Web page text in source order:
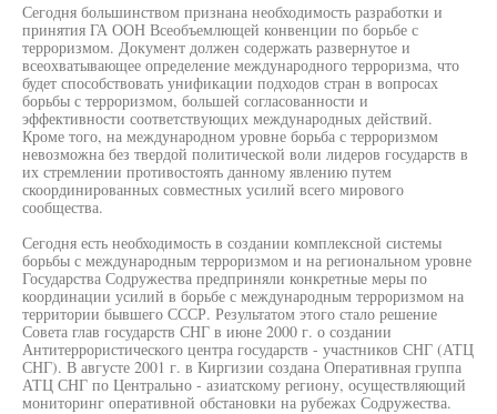
Сегодня большинством признана необходимость разработки и
принятия ГА ООН Всеобъемлющей конвенции по борьбе с
терроризмом. Документ должен содержать развернутое и
всеохватывающее определение международного терроризма, что
будет способствовать унификации подходов стран в вопросах
борьбы с терроризмом, большей согласованности и
эффективности соответствующих международных действий.
Кроме того, на международном уровне борьба с терроризмом
невозможна без твердой политической воли лидеров государств в
их стремлении противостоять данному явлению путем
скоординированных совместных усилий всего мирового
сообщества.
Сегодня есть необходимость в создании комплексной системы
борьбы с международным терроризмом и на региональном уровне
Государства Содружества предприняли конкретные меры по
координации усилий в борьбе с международным терроризмом на
территории бывшего СССР. Результатом этого стало решение
Совета глав государств СНГ в июне 2000 г. о создании
Антитеррористического центра государств - участников СНГ (АТЦ
СНГ). В августе 2001 г. в Киргизии создана Оперативная группа
АТЦ СНГ по Центрально - азиатскому региону, осуществляющий
мониторинг оперативной обстановки на рубежах Содружества.